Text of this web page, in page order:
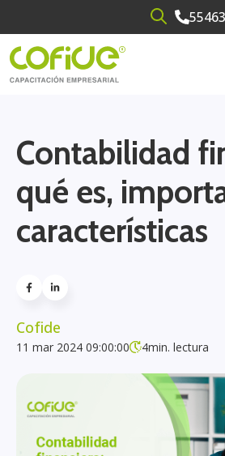
Open
Contabilidad
qué es,
características
Cofide
11 mar 2024 09:00:00 4min. lectura